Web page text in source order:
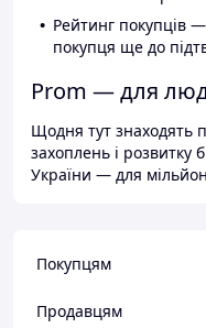
Рейтинг покупців
покупця ще до
Prom — для
Щодня тут знаходять
захоплень і розвитку
України — для
Покупцям
Продавцям